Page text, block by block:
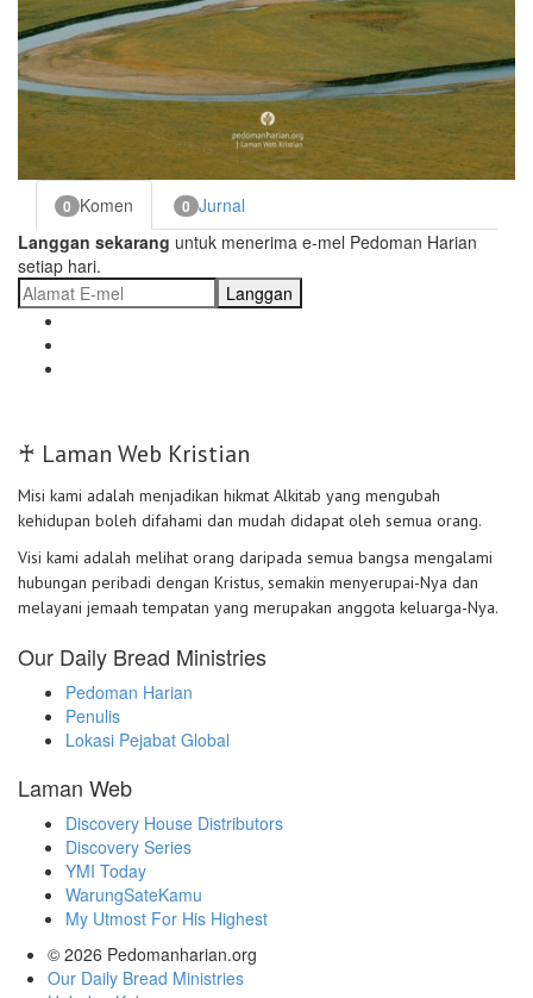
0 Komen 0 Jurnal
Langgan sekarang untuk menerima e-mel Pedoman Harian
setiap hari.
Langgan
♰ Laman Web Kristian
Misi kami adalah menjadikan hikmat Alkitab yang mengubah
kehidupan boleh difahami dan mudah didapat oleh semua orang.
Visi kami adalah melihat orang daripada semua bangsa mengalami
hubungan peribadi dengan Kristus, semakin menyerupai-Nya dan
melayani jemaah tempatan yang merupakan anggota keluarga-Nya.
Our Daily Bread Ministries
Pedoman Harian
Penulis
Lokasi Pejabat Global
Laman Web
Discovery House Distributors
Discovery Series
YMI Today
WarungSateKamu
My Utmost For His Highest
© 2026 Pedomanharian.org
Our Daily Bread Ministries